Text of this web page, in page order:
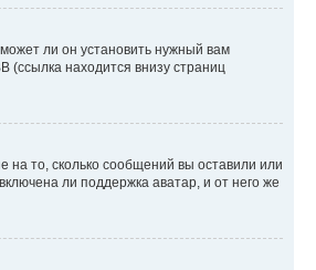
ли он установить нужный вам
(ссылка находится внизу страниц
на то, сколько сообщений вы оставили или
ли поддержка аватар, и от него же